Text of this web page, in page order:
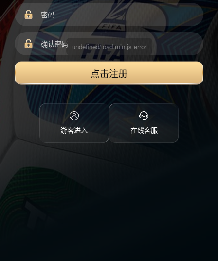
点击注册
游客进入 在线客服